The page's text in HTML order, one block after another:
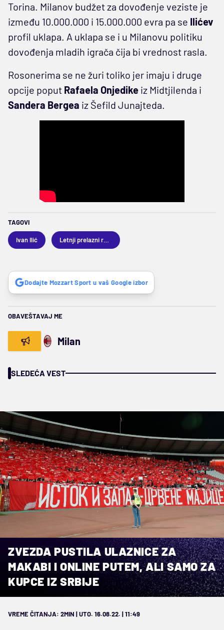
Torina. Milanov budžet za dovođenje veziste je
između 10.000.000 i 15.000.000 evra pa se Ilićev
profil uklapa. A uklapa se i u Milanovu politiku
dovođenja mladih igrača čija bi vrednost rasla.
Rosonerima se ne žuri toliko jer imaju i druge
opcije poput Rafaela Onjedike iz Midtjilenda i
Sandera Bergea iz Šefild Junajteda.
TAGOVI
Ivan Ilić
Dodajte Mozzart Sport u vaš Google izbor
OBAVEŠTAVAJ ME
Milan
SLEDEĆA VEST
ZVEZDA PUSTILA ULAZNICE ZA
MAKABI I ONLINE PUTEM, ALI SAMO ZA
KUPCE IZ SRBIJE
VREME ČITANJA: 2MIN | UTO. 16.08.22. | 11:49